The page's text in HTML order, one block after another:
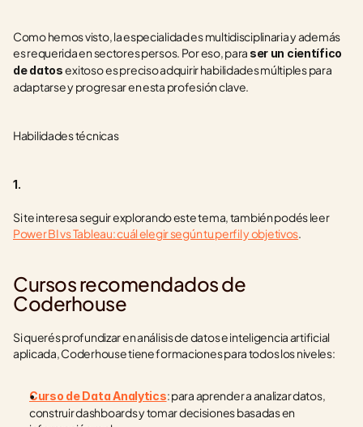
Como hemos visto, la especialidad es multidisciplinaria y además
es requerida en sectores persos. Por eso, para ser un científico
de datos exitosoes preciso adquirir habilidades múltiples para
adaptarse y progresar en esta profesión clave.
Habilidades técnicas
1.
Si te interesa seguir explorando este tema, también podés leer
Power BI vs Tableau: cuál elegir según tu perfil y objetivos.
Cursos recomendados de
Coderhouse
Si querés profundizar en análisis de datos e inteligencia artificial
aplicada, Coderhouse tiene formaciones para todos los niveles:
Curso de Data Analytics: para aprender a analizar datos,
construir dashboards y tomar decisiones basadas en